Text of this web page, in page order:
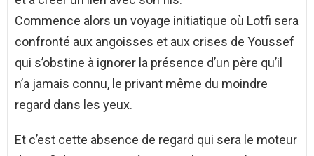
Commence alors un voyage initiatique où Lotfi sera
confronté aux angoisses et aux crises de Youssef
qui s’obstine à ignorer la présence d’un père qu’il
n’a jamais connu, le privant même du moindre
regard dans les yeux.
Et c’est cette absence de regard qui sera le moteur